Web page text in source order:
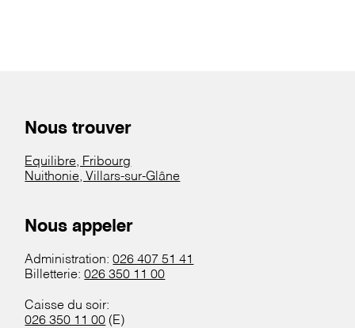
Nous trouver
Equilibre, Fribourg
Nuithonie, Villars-sur-Glâne
Nous appeler
Administration:026 407 51 41
Billetterie:026 350 11 00
Caisse du soir:
026 350 11 00 (E)